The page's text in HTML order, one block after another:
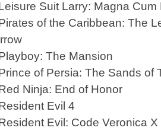
Suit Larry: Magna Cum
of the Caribbean: The
The Mansion
of Persia: The Sands of
Ninja: End of Honor
Evil 4
Evil: Code Veronica X